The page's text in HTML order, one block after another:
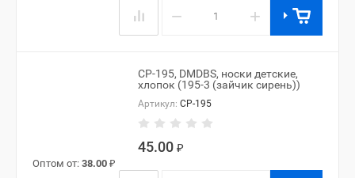
− +
CP-195, DMDBS, носки детские,
хлопок (195-3 (зайчик сирень))
Артикул: CP-195
45.00 ₽
Оптом от: 38.00 ₽